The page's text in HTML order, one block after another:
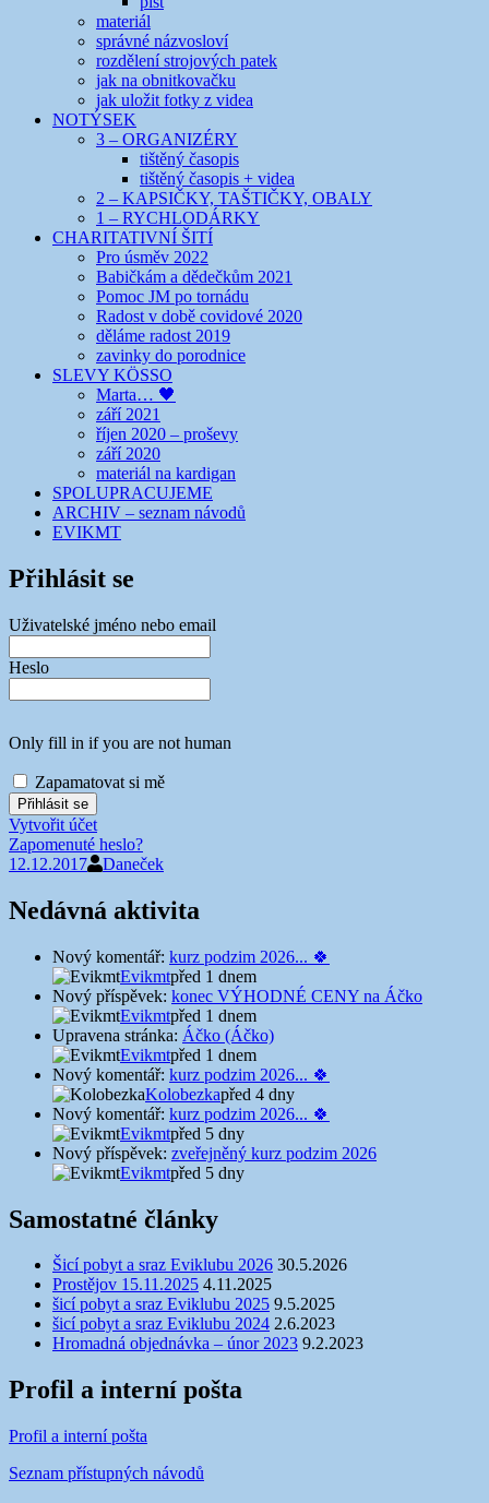
materiál
správné názvosloví
rozdělení strojových patek
jak na obnitkovačku
jak uložit fotky z videa
NOTÝSEK
3 – ORGANIZÉRY
tištěný časopis
tištěný časopis + videa
2 – KAPSIČKY, TAŠTIČKY, OBALY
1 – RYCHLODÁRKY
CHARITATIVNÍ ŠITÍ
Pro úsměv 2022
Babičkám a dědečkům 2021
Pomoc JM po tornádu
Radost v době covidové 2020
děláme radost 2019
zavinky do porodnice
SLEVY KÖSSO
Marta… 🖤
září 2021
říjen 2020 – proševy
září 2020
materiál na kardigan
SPOLUPRACUJEME
ARCHIV – seznam návodů
EVIKMT
Přihlásit se
Uživatelské jméno nebo email
Heslo
Only fill in if you are not human
Zapamatovat si mě
Vytvořit účet
Zapomenuté heslo?
12.12.2017
Daneček
Nedávná aktivita
Nový komentář: kurz podzim 2026... 🍀
Evikmtpřed 1 dnem
Nový příspěvek: konec VÝHODNÉ CENY na Áčko
Evikmtpřed 1 dnem
Upravena stránka: Áčko (Áčko)
Evikmtpřed 1 dnem
Nový komentář: kurz podzim 2026... 🍀
Kolobezkapřed 4 dny
Nový komentář: kurz podzim 2026... 🍀
Evikmtpřed 5 dny
Nový příspěvek: zveřejněný kurz podzim 2026
Evikmtpřed 5 dny
Samostatné články
Šicí pobyt a sraz Eviklubu 2026 30.5.2026
Prostějov 15.11.2025 4.11.2025
šicí pobyt a sraz Eviklubu 2025 9.5.2025
šicí pobyt a sraz Eviklubu 2024 2.6.2023
Hromadná objednávka – únor 2023 9.2.2023
Profil a interní pošta
Profil a interní pošta
Seznam přístupných návodů